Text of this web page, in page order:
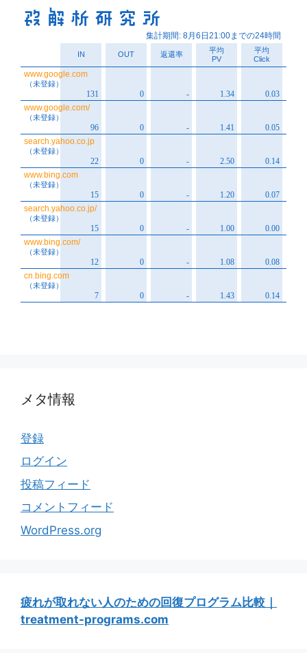
メタ情報
登録
ログイン
投稿フィード
コメントフィード
WordPress.org
疲れが取れない人のための回復プログラム比較｜
treatment-programs.com